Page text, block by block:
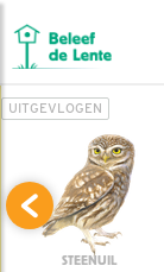
UITGEVLOGEN
STEENUIL